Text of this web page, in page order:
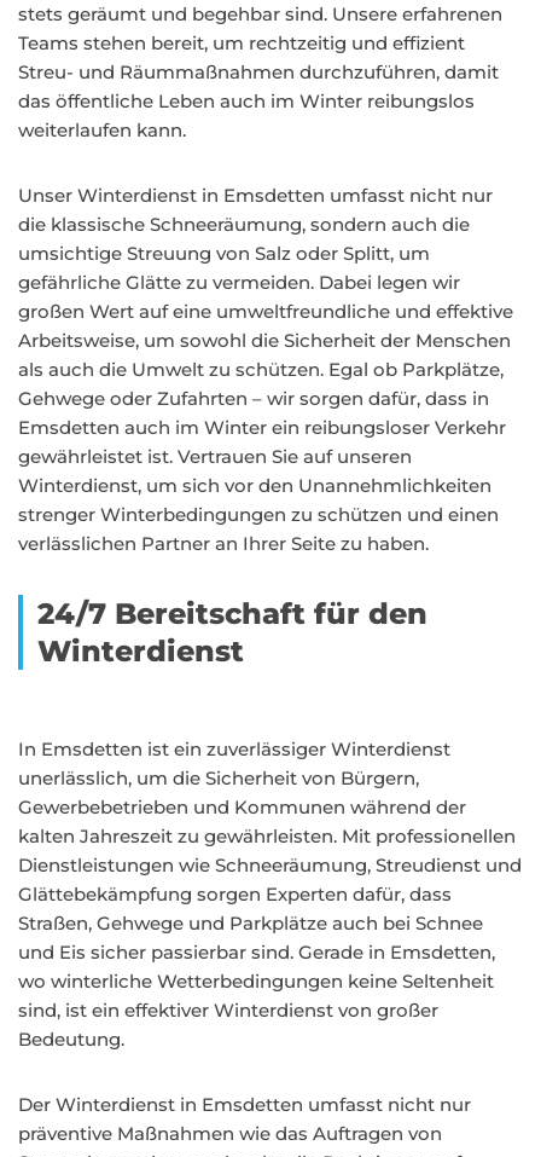
stets geräumt und begehbar sind. Unsere erfahrenen
Teams stehen bereit, um rechtzeitig und effizient
Streu- und Räummaßnahmen durchzuführen, damit
das öffentliche Leben auch im Winter reibungslos
weiterlaufen kann.
Unser Winterdienst in Emsdetten umfasst nicht nur
die klassische Schneeräumung, sondern auch die
umsichtige Streuung von Salz oder Splitt, um
gefährliche Glätte zu vermeiden. Dabei legen wir
großen Wert auf eine umweltfreundliche und effektive
Arbeitsweise, um sowohl die Sicherheit der Menschen
als auch die Umwelt zu schützen. Egal ob Parkplätze,
Gehwege oder Zufahrten – wir sorgen dafür, dass in
Emsdetten auch im Winter ein reibungsloser Verkehr
gewährleistet ist. Vertrauen Sie auf unseren
Winterdienst, um sich vor den Unannehmlichkeiten
strenger Winterbedingungen zu schützen und einen
verlässlichen Partner an Ihrer Seite zu haben.
24/7 Bereitschaft für den
Winterdienst
In Emsdetten ist ein zuverlässiger Winterdienst
unerlässlich, um die Sicherheit von Bürgern,
Gewerbebetrieben und Kommunen während der
kalten Jahreszeit zu gewährleisten. Mit professionellen
Dienstleistungen wie Schneeräumung, Streudienst und
Glättebekämpfung sorgen Experten dafür, dass
Straßen, Gehwege und Parkplätze auch bei Schnee
und Eis sicher passierbar sind. Gerade in Emsdetten,
wo winterliche Wetterbedingungen keine Seltenheit
sind, ist ein effektiver Winterdienst von großer
Bedeutung.
Der Winterdienst in Emsdetten umfasst nicht nur
präventive Maßnahmen wie das Auftragen von